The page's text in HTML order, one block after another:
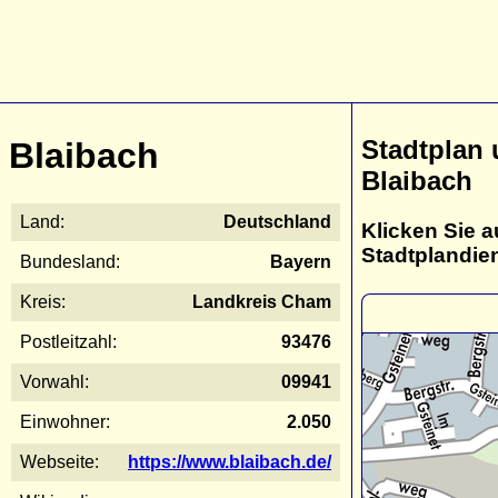
Blaibach
Land: Deutschland
Bundesland: Bayern
Kreis: Landkreis Cham
Postleitzahl: 93476
Vorwahl: 09941
Einwohner: 2.050
Webseite: https://www.blaibach.de/
Stadtplan
Blaibach
Klicken Sie